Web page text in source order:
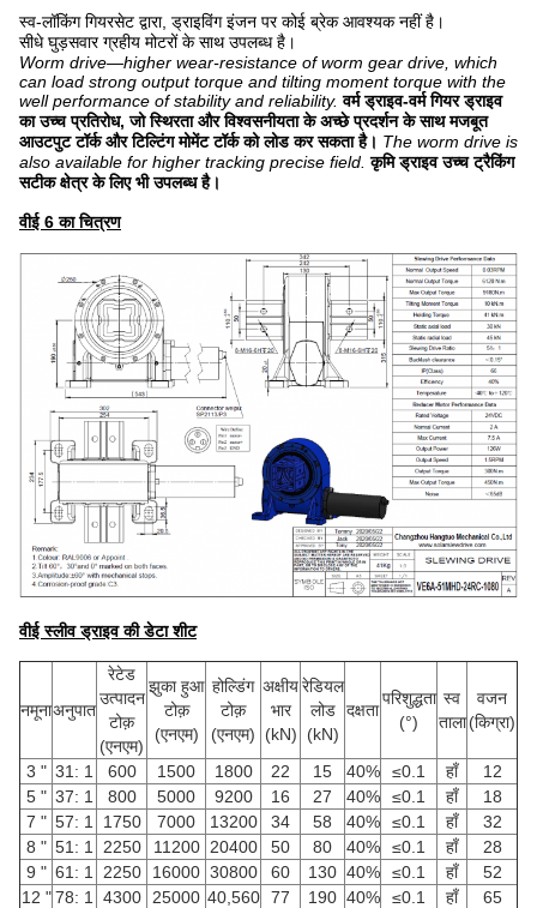
स्व-लॉकिंग गियरसेट द्वारा, ड्राइविंग इंजन पर कोई ब्रेक आवश्यक नहीं है।
सीधे घुड़सवार ग्रहीय मोटरों के साथ उपलब्ध है।
Worm drive—higher wear-resistance of worm gear drive, which
can load strong output torque and tilting moment torque with the
well performance of stability and reliability. वर्म ड्राइव-वर्म गियर ड्राइव
का उच्च प्रतिरोध, जो स्थिरता और विश्वसनीयता के अच्छे प्रदर्शन के साथ मजबूत
आउटपुट टॉर्क और टिल्टिंग मोमेंट टॉर्क को लोड कर सकता है। The worm drive is
also available for higher tracking precise field. कृमि ड्राइव उच्च ट्रैकिंग
सटीक क्षेत्र के लिए भी उपलब्ध है।
वीई 6 का चित्रण
वीई स्लीव ड्राइव की डेटा शीट
नमूनाअनुपात
रेटेड
उत्पादन
टोक़
(एनएम)
झुका हुआ
टोक़
(एनएम)
होल्डिंग
टोक़
(एनएम)
अक्षीय
भार
(kN)
रेडियल
लोड
(kN)
दक्षता
परिशुद्धता
(°)
स्व
ताला
वजन
(किग्रा)
3 " 31: 1 600 1500 1800 22 15 40% ≤0.1 हाँ
12
5 " 37: 1 800 5000 9200 16 27 40% ≤0.1 हाँ
18
7 " 57: 1 1750 7000 13200 34 58 40% ≤0.1 हाँ
32
8 " 51: 1 2250 11200 20400 50 80 40% ≤0.1 हाँ
28
9 " 61: 1 2250 16000 30800 60 130 40% ≤0.1 हाँ
52
12 " 78: 1 4300 25000 40,560 77 190 40% ≤0.1 हाँ
65